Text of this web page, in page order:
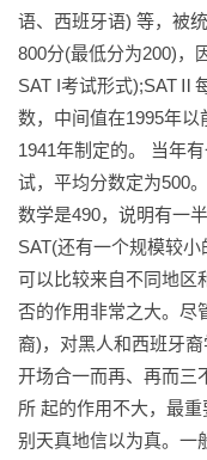
语、西班牙语) 等，被
800分(最低分为200)，
SAT I考试形式);SATⅡ
数，中间值在1995年以
1941年制定的。 当年
试，平均分数定为500
数学是490，说明有一
SAT(还有一个规模较
可以比较来自不同地区
否的作用非常之大。尽
裔)，对黑人和西班牙
开场合一而再、再而三
所 起的作用不大，最
别天真地信以为真。一